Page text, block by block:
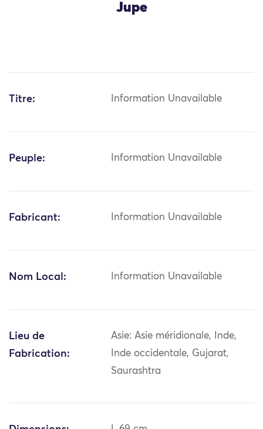
Jupe
Titre: Information Unavailable
Peuple: Information Unavailable
Fabricant: Information Unavailable
Nom Local: Information Unavailable
Lieu de
Fabrication:
Asie: Asie méridionale, Inde,
Inde occidentale, Gujarat,
Saurashtra